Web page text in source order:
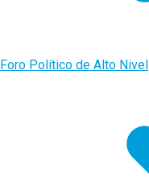
Foro Político de Alto Nivel